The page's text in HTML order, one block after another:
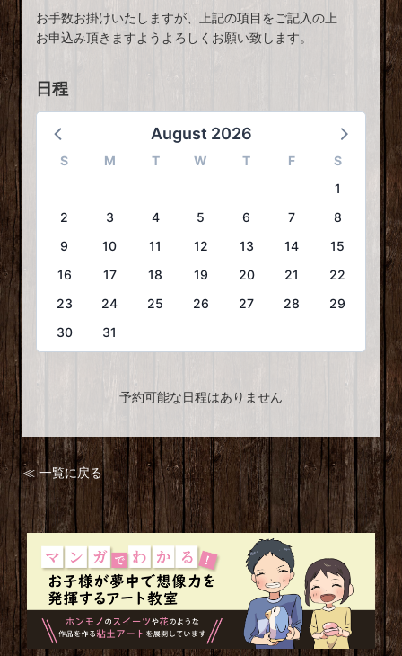
お手数お掛けいたしますが、上記の項目をご記入の上
お申込み頂きますようよろしくお願い致します。
日程
August 2026
S M T W T F
S
1
2
3 4 5 6 7
8
9
10 11 12 13 14
15
16
17 18 19 20 21
22
23
24 25 26 27 28
29
30
31
予約可能な日程はありません
≪ 一覧に戻る